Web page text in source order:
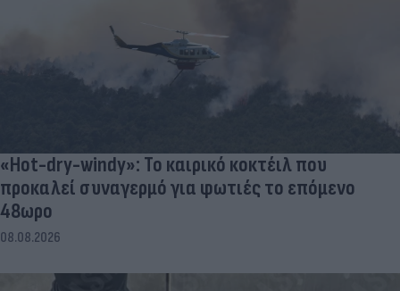
«Hot-dry-windy»: Το καιρικό κοκτέιλ που
προκαλεί συναγερμό για φωτιές το επόμενο
48ωρο
08.08.2026